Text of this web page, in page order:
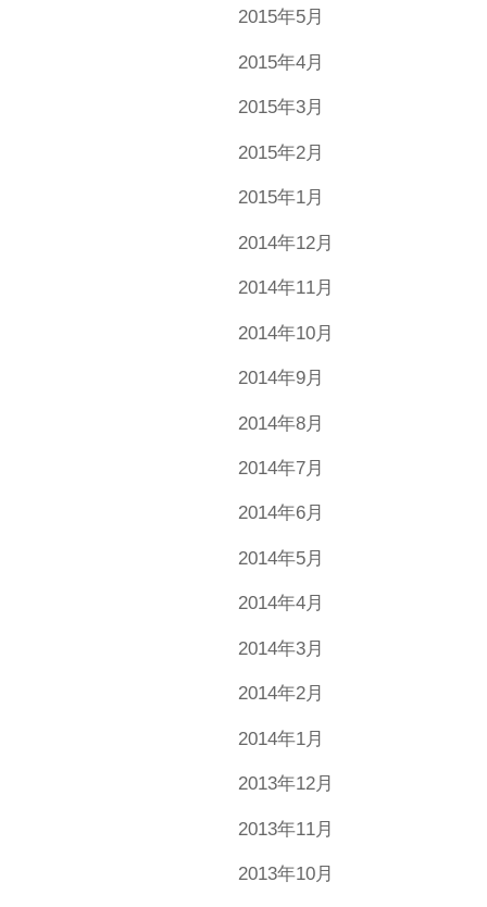
2015年5月
2015年4月
2015年3月
2015年2月
2015年1月
2014年12月
2014年11月
2014年10月
2014年9月
2014年8月
2014年7月
2014年6月
2014年5月
2014年4月
2014年3月
2014年2月
2014年1月
2013年12月
2013年11月
2013年10月